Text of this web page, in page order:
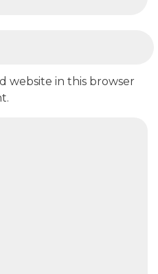
website in this browser